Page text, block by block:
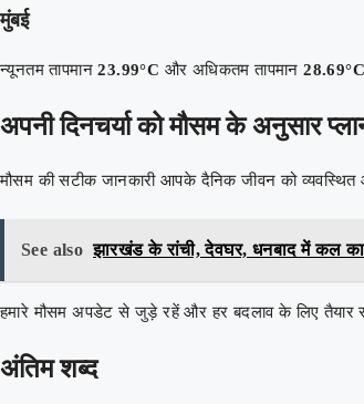
मुंबई
न्यूनतम तापमान23.99°C और अधिकतम तापमान28.69°C
अपनी दिनचर्या को मौसम के अनुसार
मौसम की सटीक जानकारी आपके दैनिक जीवन को व्यवस्थित
See also झारखंड के रांची, देवघर, धनबाद में कल का
हमारे मौसम अपडेट से जुड़े रहें और हर बदलाव के लिए तैयार
अंतिम शब्द